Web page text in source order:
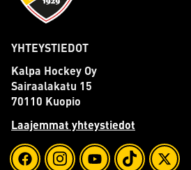
YHTEYSTIEDOT
Kalpa Hockey Oy
Sairaalakatu 15
70110 Kuopio
Laajemmat yhteystiedot